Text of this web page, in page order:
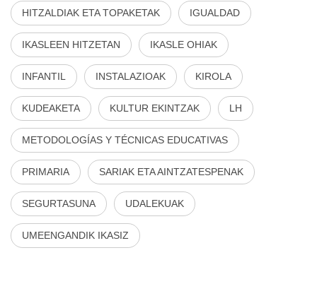
HITZALDIAK ETA TOPAKETAK IGUALDAD
IKASLEEN HITZETAN IKASLE OHIAK
INFANTIL INSTALAZIOAK KIROLA
KUDEAKETA KULTUR EKINTZAK LH
METODOLOGÍAS Y TÉCNICAS EDUCATIVAS
PRIMARIA SARIAK ETA AINTZATESPENAK
SEGURTASUNA UDALEKUAK
UMEENGANDIK IKASIZ